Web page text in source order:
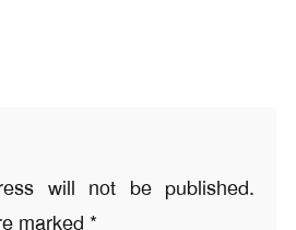
will not be published.
marked *